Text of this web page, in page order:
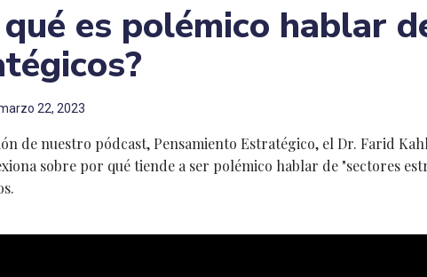
es polémico hablar
22, 2023
de nuestro pódcast, Pensamiento Estratégico, el Dr. Farid
sobre por qué tiende a ser polémico hablar de "sectores